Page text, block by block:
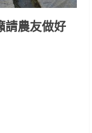
請農友做好